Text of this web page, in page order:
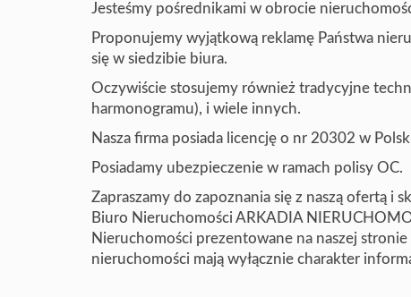
Jesteśmy pośrednikami w obrocie
Proponujemy wyjątkową reklamę Państwa
się w siedzibie biura.
Oczywiście stosujemy również tradycyjne
harmonogramu), i wiele innych.
Nasza firma posiada licencję o nr 20302 w
Posiadamy ubezpieczenie w ramach polisy OC.
Zapraszamy do zapoznania się z naszą ofertą i
Biuro Nieruchomości ARKADIA
Nieruchomości prezentowane na naszej
nieruchomości mają wyłącznie charakter